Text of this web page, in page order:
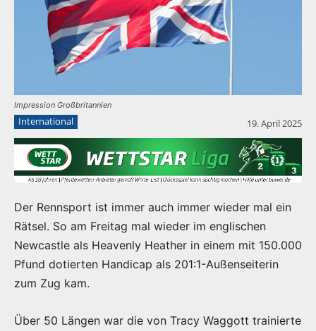
Impression Großbritannien
International 19. April 2025
Der Rennsport ist immer auch immer wieder mal ein
Rätsel. So am Freitag mal wieder im englischen
Newcastle als Heavenly Heather in einem mit 150.000
Pfund dotierten Handicap als 201:1-Außenseiterin
zum Zug kam.
Über 50 Längen war die von Tracy Waggott trainierte